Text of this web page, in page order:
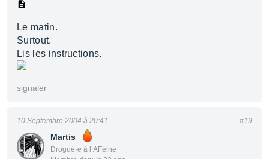
Le matin.
Surtout.
Lis les instructions.
signaler
Martis
Drogué·e à l’AFéine
10 Septembre 2004 à 20:41 #19